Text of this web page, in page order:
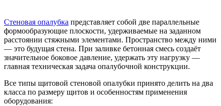
Стеновая опалубка представляет собой две параллельные
формообразующие плоскости, удерживаемые на заданном
расстоянии стяжными элементами. Пространство между ними
— это будущая стена. При заливке бетонная смесь создаёт
значительное боковое давление, удержать эту нагрузку —
главная техническая задача опалубочной конструкции.
Все типы щитовой стеновой опалубки принято делить на два
класса по размеру щитов и особенностям применения
оборудования: